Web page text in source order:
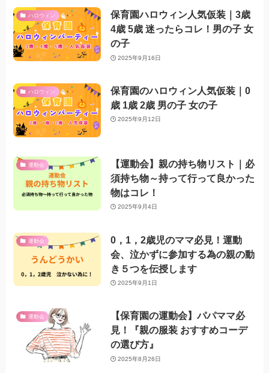
ハロウィン
保育園ハロウィン人気仮装｜3歳
4歳 5歳 迷ったらコレ！男の子 女
の子
2025年9月16日
ハロウィン
保育園のハロウィン人気仮装｜0
歳 1歳 2歳 男の子 女の子
2025年9月12日
運動会
【運動会】親の持ち物リスト｜必
須持ち物～持って行って良かった
物はコレ！
2025年9月4日
運動会
0，1，2歳児のママ必見！運動
会、泣かずに参加する為の親の動
き５つを伝授します
2025年9月1日
運動会
【保育園の運動会】パパママ必
見！『親の服装 おすすめコーデ
の選び方』
2025年8月26日